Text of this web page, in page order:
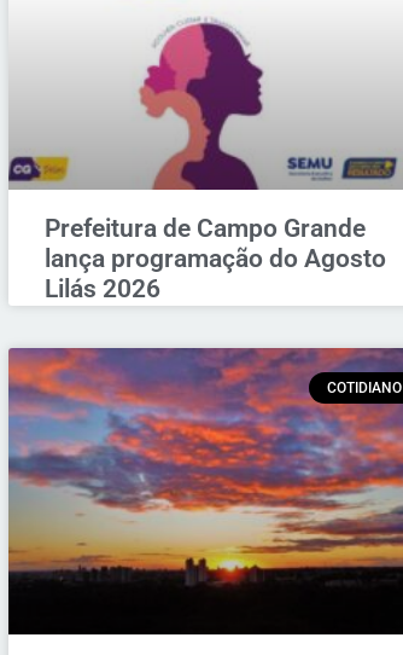
Prefeitura de Campo Grande
lança programação do Agosto
Lilás 2026
COTIDIANO